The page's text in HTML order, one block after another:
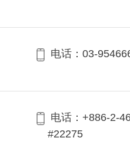
电话：03-
电话：+886-2-
#22275